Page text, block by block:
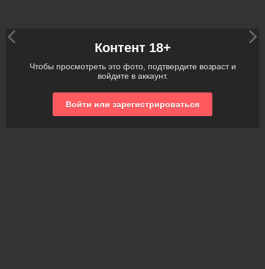
Контент 18+
Чтобы просмотреть это фото, подтвердите возраст и
войдите в аккаунт.
Войти или зарегистрироваться